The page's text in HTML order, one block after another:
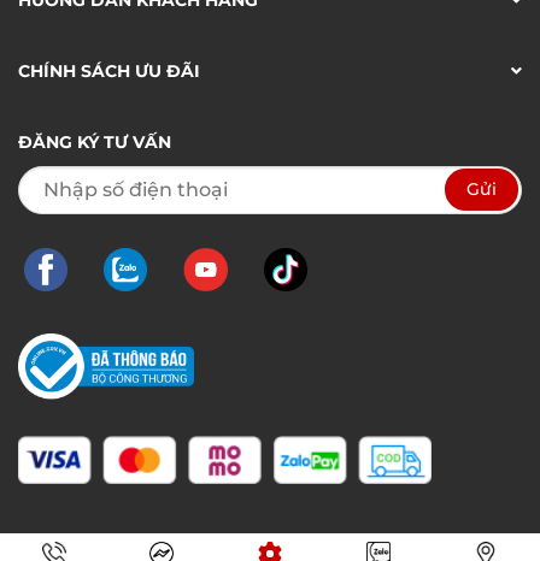
CHÍNH SÁCH ƯU ĐÃI
ĐĂNG KÝ TƯ VẤN